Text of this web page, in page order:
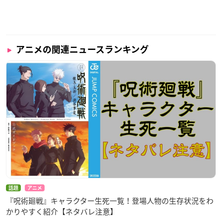
アニメの関連ニュースランキング
話題 アニメ
『呪術廻戦』キャラクター生死一覧！登場人物の生存状況をわ
かりやすく紹介【ネタバレ注意】